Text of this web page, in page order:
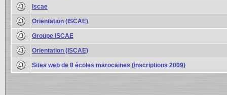
Iscae
Orientation (ISCAE)
Groupe ISCAE
Orientation (ISCAE)
Sites web de 8 écoles marocaines (inscriptions 2009)